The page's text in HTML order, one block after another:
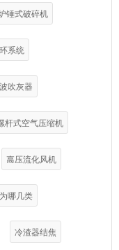
锤式破碎机
系统
吹灰器
杆式空气压缩机
高压流化风机
哪几类
冷渣器结焦